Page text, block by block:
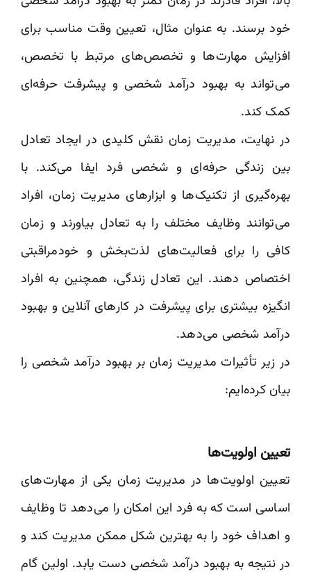
خود برسند. به عنوان مثال، تعیین وقت مناسب برای
افزایش مهارت‌ها و تخصص‌های مرتبط با تخصص،
می‌تواند به بهبود درآمد شخصی و پیشرفت حرفه‌ای
کمک کند.
در نهایت، مدیریت زمان نقش کلیدی در ایجاد تعادل
بین زندگی حرفه‌ای و شخصی فرد ایفا می‌کند. با
بهره‌گیری از تکنیک‌ها و ابزارهای مدیریت زمان، افراد
می‌توانند وظایف مختلف را به تعادل بیاورند و زمان
کافی را برای فعالیت‌های لذت‌بخش و خودمراقبتی
اختصاص دهند. این تعادل زندگی، همچنین به افراد
انگیزه بیشتری برای پیشرفت در کارهای آنلاین و بهبود
درآمد شخصی می‌دهد.
در زیر تأثیرات مدیریت زمان بر بهبود درآمد شخصی را
بیان کرده‌ایم:
تعیین اولویت‌ها
تعیین اولویت‌ها در مدیریت زمان یکی از مهارت‌های
اساسی است که به فرد این امکان را می‌دهد تا وظایف
و اهداف خود را به بهترین شکل ممکن مدیریت کند و
در نتیجه به بهبود درآمد شخصی دست یابد. اولین گام